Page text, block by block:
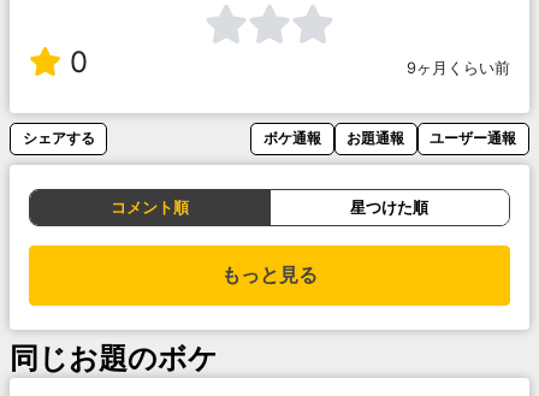
0 9ヶ月くらい前
シェアする ボケ通報 お題通報 ユーザー通報
コメント順 星つけた順
もっと見る
同じお題のボケ